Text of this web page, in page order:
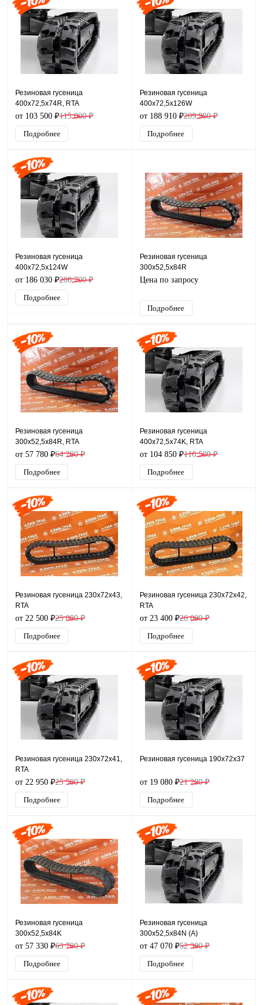
Резиновая гусеница
400x72,5x74R, RTA
от 103 500 ₽115 000 ₽
Подробнее
Резиновая гусеница
400x72,5x126W
от 188 910 ₽209 900 ₽
Подробнее
Резиновая гусеница
400x72,5x124W
от 186 030 ₽206 700 ₽
Подробнее
Резиновая гусеница
300x52,5x84R
Цена по запросу
Подробнее
Резиновая гусеница
300x52,5x84R, RTA
от 57 780 ₽64 200 ₽
Подробнее
Резиновая гусеница
400x72,5x74K, RTA
от 104 850 ₽116 500 ₽
Подробнее
Резиновая гусеница 230x72x43,
RTA
от 22 500 ₽25 000 ₽
Подробнее
Резиновая гусеница 230x72x42,
RTA
от 23 400 ₽26 000 ₽
Подробнее
Резиновая гусеница 230x72x41,
RTA
от 22 950 ₽25 500 ₽
Подробнее
Резиновая гусеница 190x72x37
от 19 080 ₽21 200 ₽
Подробнее
Резиновая гусеница
300x52,5x84K
от 57 330 ₽63 700 ₽
Подробнее
Резиновая гусеница
300x52,5x84N (A)
от 47 070 ₽52 300 ₽
Подробнее